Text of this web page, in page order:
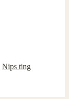
Nips ting